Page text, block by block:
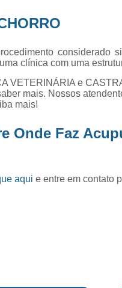
considerado
clínica com uma
VETERINÁRIA e
mais. Nossos
mais!
Onde Faz
aqui e entre em contato